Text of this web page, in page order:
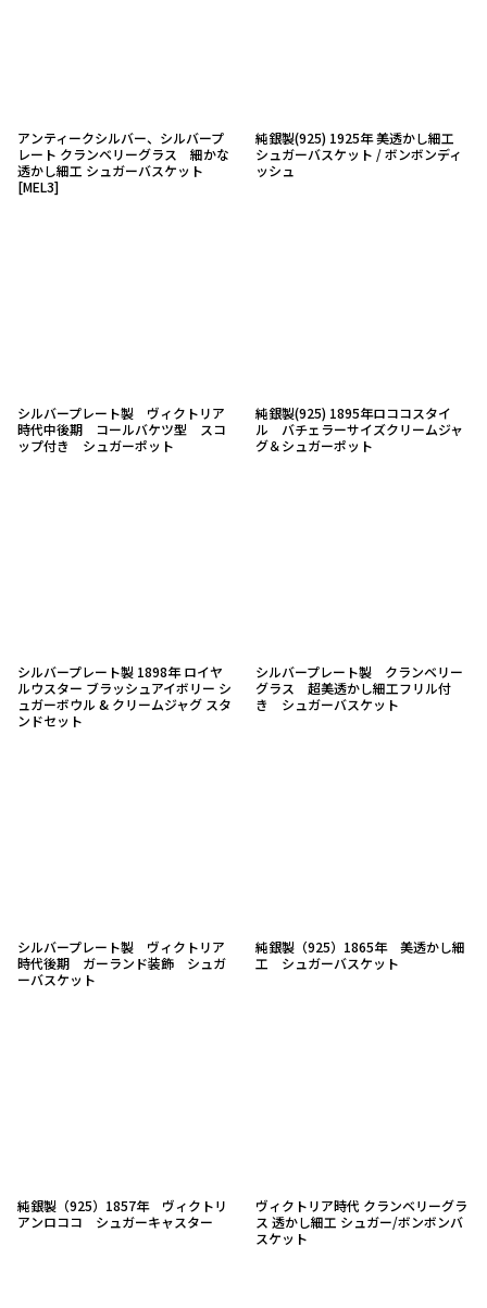
アンティークシルバー、シルバープ
レート クランベリーグラス 細かな
透かし細工 シュガーバスケット
[MEL3]
純銀製(925) 1925年 美透かし細工
シュガーバスケット / ボンボンディ
ッシュ
シルバープレート製 ヴィクトリア
時代中後期 コールバケツ型 スコ
ップ付き シュガーポット
純銀製(925) 1895年ロココスタイ
ル バチェラーサイズクリームジャ
グ＆シュガーポット
シルバープレート製 1898年 ロイヤ
ルウスター ブラッシュアイボリー シ
ュガーボウル & クリームジャグ スタ
ンドセット
シルバープレート製 クランベリー
グラス 超美透かし細工フリル付
き シュガーバスケット
シルバープレート製 ヴィクトリア
時代後期 ガーランド装飾 シュガ
ーバスケット
純銀製（925）1865年 美透かし細
工 シュガーバスケット
純銀製（925）1857年 ヴィクトリ
アンロココ シュガーキャスター
ヴィクトリア時代 クランベリーグラ
ス 透かし細工 シュガー/ボンボンバ
スケット